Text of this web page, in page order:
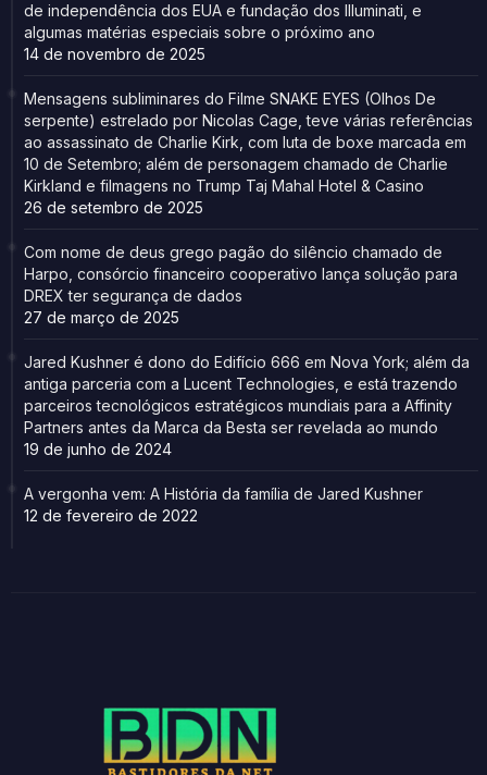
de independência dos EUA e fundação dos Illuminati, e
algumas matérias especiais sobre o próximo ano
14 de novembro de 2025
Mensagens subliminares do Filme SNAKE EYES (Olhos De
serpente) estrelado por Nicolas Cage, teve várias referências
ao assassinato de Charlie Kirk, com luta de boxe marcada em
10 de Setembro; além de personagem chamado de Charlie
Kirkland e filmagens no Trump Taj Mahal Hotel & Casino
26 de setembro de 2025
Com nome de deus grego pagão do silêncio chamado de
Harpo, consórcio financeiro cooperativo lança solução para
DREX ter segurança de dados
27 de março de 2025
Jared Kushner é dono do Edifício 666 em Nova York; além da
antiga parceria com a Lucent Technologies, e está trazendo
parceiros tecnológicos estratégicos mundiais para a Affinity
Partners antes da Marca da Besta ser revelada ao mundo
19 de junho de 2024
A vergonha vem: A História da família de Jared Kushner
12 de fevereiro de 2022